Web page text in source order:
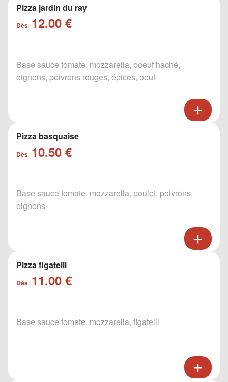
Pizza jardin du ray
Dès 12.00 €
Base sauce tomate, mozzarella, boeuf haché,
oignons, poivrons rouges, épices, oeuf
Pizza basquaise
Dès 10.50 €
Base sauce tomate, mozzarella, poulet, poivrons,
oignons
Pizza figatelli
Dès 11.00 €
Base sauce tomate, mozzarella, figatelli